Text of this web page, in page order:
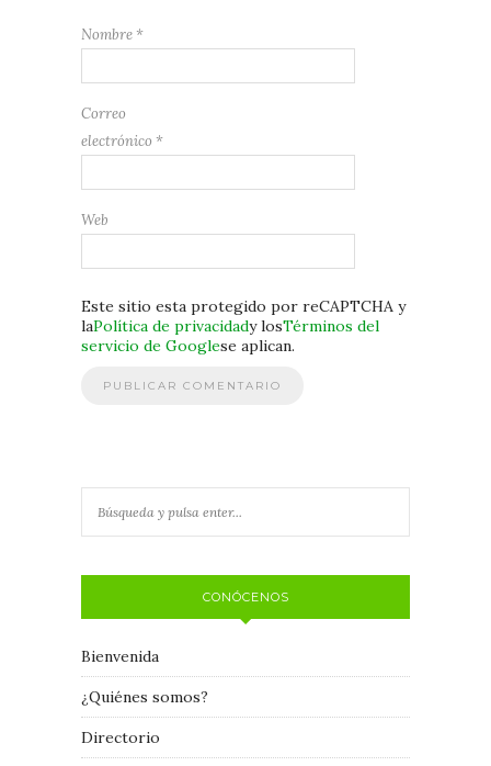
Nombre *
Correo
electrónico *
Web
Este sitio esta protegido por reCAPTCHA y
laPolítica de privacidady losTérminos del
servicio de Googlese aplican.
CONÓCENOS
Bienvenida
¿Quiénes somos?
Directorio